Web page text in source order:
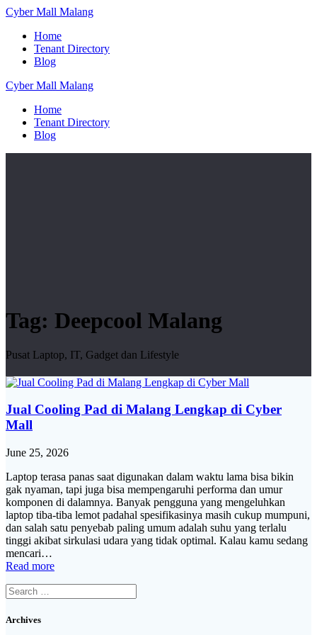
Skip
content
CyberMall Malang
Home
Tenant Directory
Blog
CyberMall Malang
Home
Tenant Directory
Blog
Tag: Deepcool Malang
Pusat Laptop, IT, Gadget dan Lifestyle
Jual Cooling Pad di Malang Lengkap di Cyber
Mall
June 25, 2026
Laptop terasa panas saat digunakan dalam waktu lama bisa bikin
gak nyaman, tapi juga bisa mempengaruhi performa dan umur
komponen di dalamnya. Banyak pengguna yang mengeluhkan
laptop tiba-tiba lemot padahal spesifikasinya masih cukup mumpuni,
dan salah satu penyebab paling umum adalah suhu yang terlalu
tinggi akibat sirkulasi udara yang tidak optimal. Kalau kamu sedang
mencari…
Read more
Search
for:
Archives